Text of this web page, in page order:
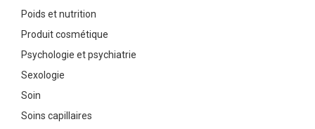
Poids et nutrition
Produit cosmétique
Psychologie et psychiatrie
Sexologie
Soin
Soins capillaires